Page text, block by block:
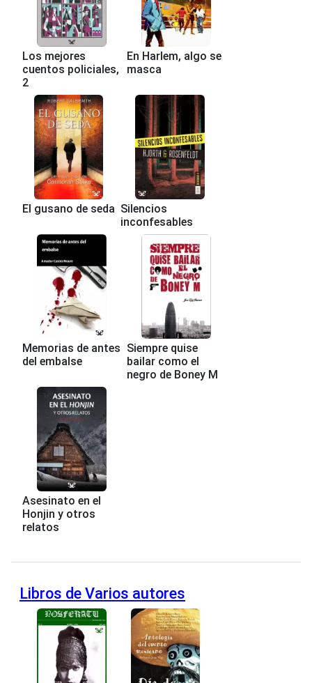
Los mejores
cuentos policiales,
2
En Harlem, algo se
masca
El gusano de seda Silencios
inconfesables
Memorias de antes
del embalse
Siempre quise
bailar como el
negro de Boney M
Asesinato en el
Honjin y otros
relatos
Libros de Varios autores